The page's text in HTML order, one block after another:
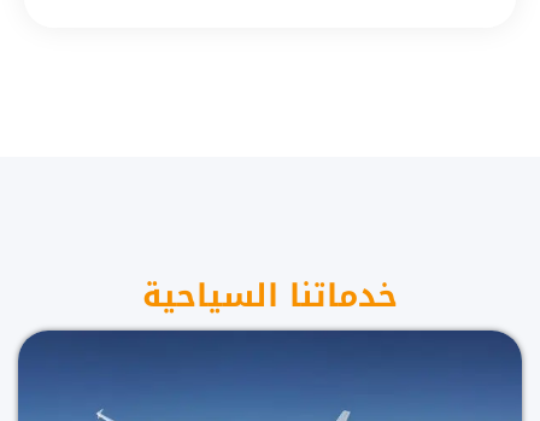
خدماتنا السياحية